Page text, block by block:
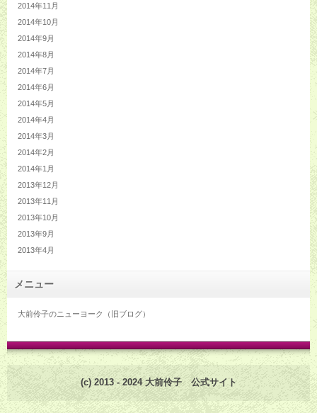
2014年11月
2014年10月
2014年9月
2014年8月
2014年7月
2014年6月
2014年5月
2014年4月
2014年3月
2014年2月
2014年1月
2013年12月
2013年11月
2013年10月
2013年9月
2013年4月
メニュー
大前伶子のニューヨーク（旧ブログ）
(c) 2013 - 2024 大前伶子 公式サイト